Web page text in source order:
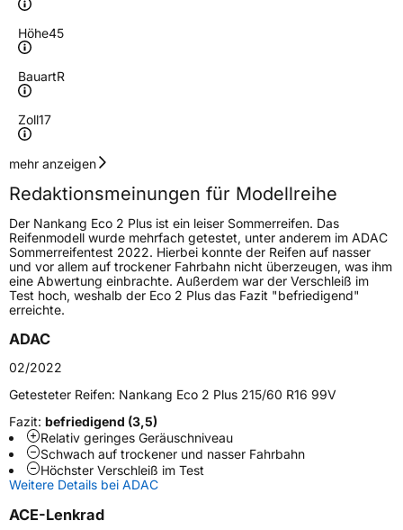
Höhe45
BauartR
Zoll17
Geschwindigkeitsindex
Höchstgeschwindigkeit
240 km/h
Lastindex91
Höchstlast615 kg
Generelle Merkmale
Fahrzeugtyp
Verwendung
ModellnameEco 2 Plus
FahrzeugartPKW & SUV
Weitere Eigenschaften
SchlauchtypTL
mehr anzeigen
Redaktionsmeinungen für Modellreihe
Der Nankang Eco 2 Plus ist ein leiser Sommerreifen. Das
Reifenmodell wurde mehrfach getestet, unter anderem im ADAC
Sommerreifentest 2022. Hierbei konnte der Reifen auf nasser
und vor allem auf trockener Fahrbahn nicht überzeugen, was ihm
eine Abwertung einbrachte. Außerdem war der Verschleiß im
Test hoch, weshalb der Eco 2 Plus das Fazit "befriedigend"
erreichte.
ADAC
02/2022
Getesteter Reifen: Nankang Eco 2 Plus 215/60 R16 99V
Fazit: befriedigend (3,5)
Relativ geringes Geräuschniveau
Schwach auf trockener und nasser Fahrbahn
Höchster Verschleiß im Test
Weitere Details bei ADAC
ACE-Lenkrad